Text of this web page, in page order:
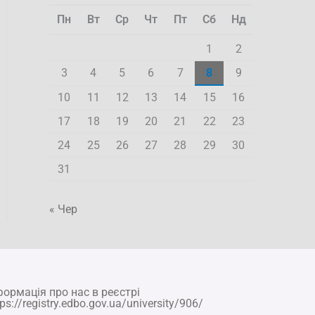
Пн Вт Ср Чт Пт Сб Нд
1
2
3
4 5 6 7 8
9
10
11 12 13 14 15
16
17
18 19 20 21 22
23
24
25 26 27 28 29
30
31
« Чер
про нас в реєстрі
registry.edbo.gov.ua/university/906/